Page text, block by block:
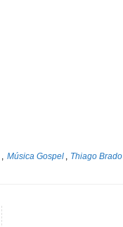
Música Gospel Thiago Brado